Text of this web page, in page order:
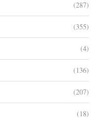
(287)
(355)
(4)
(136)
(207)
(18)